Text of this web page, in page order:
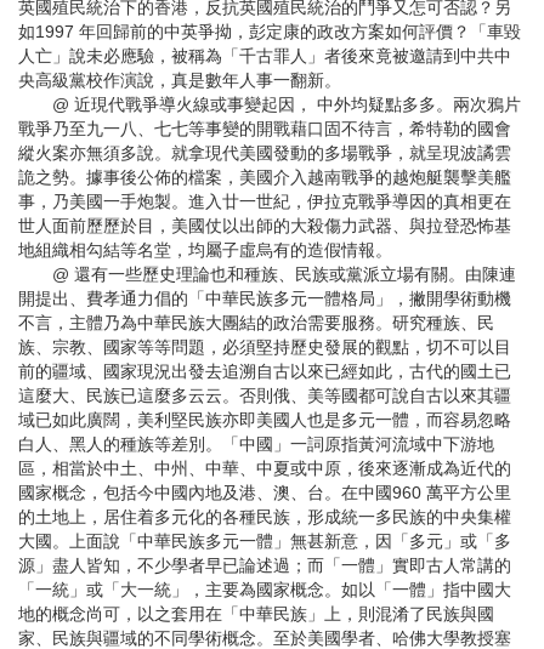
英國殖民統治下的香港，反抗英國殖民統治的鬥爭又怎可否認？另
如1997 年回歸前的中英爭拗，彭定康的政改方案如何評價？「車毀
人亡」說未必應驗，被稱為「千古罪人」者後來竟被邀請到中共中
央高級黨校作演說，真是數年人事一翻新。
@ 近現代戰爭導火線或事變起因， 中外均疑點多多。兩次鴉片
戰爭乃至九一八、七七等事變的開戰藉口固不待言，希特勒的國會
縱火案亦無須多說。就拿現代美國發動的多場戰爭，就呈現波譎雲
詭之勢。據事後公佈的檔案，美國介入越南戰爭的越炮艇襲擊美艦
事，乃美國一手炮製。進入廿一世紀，伊拉克戰爭導因的真相更在
世人面前歷歷於目，美國仗以出師的大殺傷力武器、與拉登恐怖基
地組織相勾結等名堂，均屬子虛烏有的造假情報。
@ 還有一些歷史理論也和種族、民族或黨派立場有關。由陳連
開提出、費孝通力倡的「中華民族多元一體格局」，撇開學術動機
不言，主體乃為中華民族大團結的政治需要服務。研究種族、民
族、宗教、國家等等問題，必須堅持歷史發展的觀點，切不可以目
前的疆域、國家現況出發去追溯自古以來已經如此，古代的國土已
這麼大、民族已這麼多云云。否則俄、美等國都可說自古以來其疆
域已如此廣闊，美利堅民族亦即美國人也是多元一體，而容易忽略
白人、黑人的種族等差別。「中國」一詞原指黃河流域中下游地
區，相當於中土、中州、中華、中夏或中原，後來逐漸成為近代的
國家概念，包括今中國內地及港、澳、台。在中國960 萬平方公里
的土地上，居住着多元化的各種民族，形成統一多民族的中央集權
大國。上面說「中華民族多元一體」無甚新意，因「多元」或「多
源」盡人皆知，不少學者早已論述過；而「一體」實即古人常講的
「一統」或「大一統」，主要為國家概念。如以「一體」指中國大
地的概念尚可，以之套用在「中華民族」上，則混淆了民族與國
家、民族與疆域的不同學術概念。至於美國學者、哈佛大學教授塞